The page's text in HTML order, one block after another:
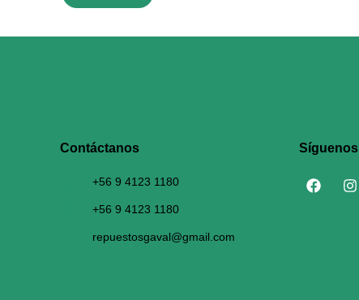
Contáctanos​
+56 9 4123 1180
+56 9 4123 1180
repuestosgaval@gmail.com
Síguenos